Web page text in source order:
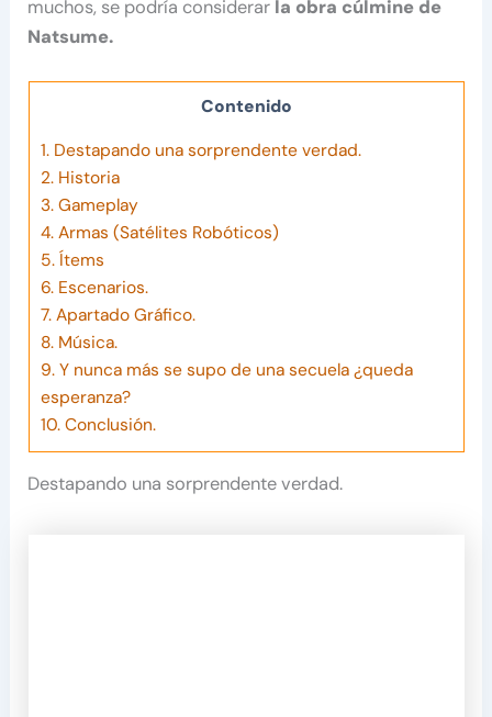
muchos, se podría considerar la obra cúlmine de
Natsume.
Contenido
1.Destapando una sorprendente verdad.
2.Historia
3.Gameplay
4.Armas (Satélites Robóticos)
5.Ítems
6.Escenarios.
7.Apartado Gráfico.
8.Música.
9.Y nunca más se supo de una secuela ¿queda
esperanza?
10.Conclusión.
Destapando una sorprendente verdad.